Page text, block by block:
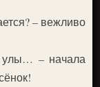
– вежливо
улы… – начала